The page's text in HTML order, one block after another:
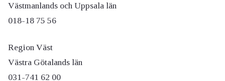
Västmanlands och Uppsala län
018-18 75 56
Region Väst
Västra Götalands län
031-741 62 00